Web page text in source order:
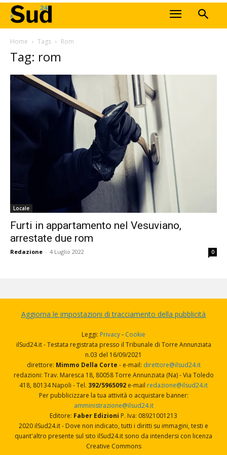
Home Tags Rom
Tag: rom
Locale
Furti in appartamento nel Vesuviano,
arrestate due rom
Redazione - 4 Luglio 2022 0
Aggiorna le impostazioni di tracciamento della pubblicità
Leggi: Privacy- Cookie
ilSud24.it - Testata registrata presso il Tribunale di Torre Annunziata
n.03 del 16/09/2021
direttore: Mimmo Della Corte - e-mail: direttore@ilsud24.it
redazioni: Trav. Maresca 18, 80058 Torre Annunziata (Na) - Via Toledo
418, 80134 Napoli - Tel. 392/5965092 e-mail redazione@ilsud24.it
Per pubblicizzare la tua attività o acquistare banner:
amministrazione@ilsud24.it
Editore: Faber Edizioni P. Iva: 08921001213
2020 ilSud24.it - Dove non indicato, tutti i diritti su immagini, testi e
quant'altro presente sul sito ilSud24.it sono da intendersi con licenza
Creative Commons